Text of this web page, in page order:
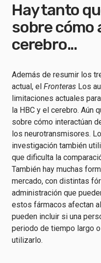
Hay tanto
sobre cómo
cerebro...
Además de resumir los
actual, el Fronteras Los
limitaciones actuales
la HBC y el cerebro. Aún
sobre cómo interactúan
los neurotransmisores.
investigación también
que dificulta la
También hay muchas
mercado, con distintas
administración que
estos fármacos afectan
pueden incluir si una
periodo de tiempo largo
utilizarlo.